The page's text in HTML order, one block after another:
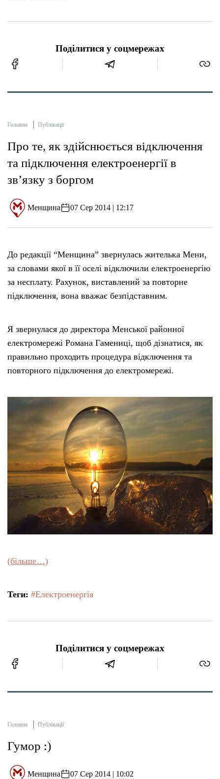
Поділитися у соцмережах
Головна Публікації
Про те, як здійснюється відключення
та підключення електроенергії в
зв’язку з боргом
Менщина 07 Сер 2014 | 12:17
До редакції “Менщина” звернулась жителька Мени,
за словами якої в її оселі відключили електроенергію
за несплату. Рахунок, виставлений за повторне
підключення, вона вважає безпідставним.
Я звернулася до директора Менської районної
електромережі Романа Гамениці, щоб дізнатися, як
правильно проходить процедура відключення та
повторного підключення до електромережі.
(більше…)
Теги: #Електроенергія
Поділитися у соцмережах
Головна Публікації
Гумор :)
Менщина 07 Сер 2014 | 10:02